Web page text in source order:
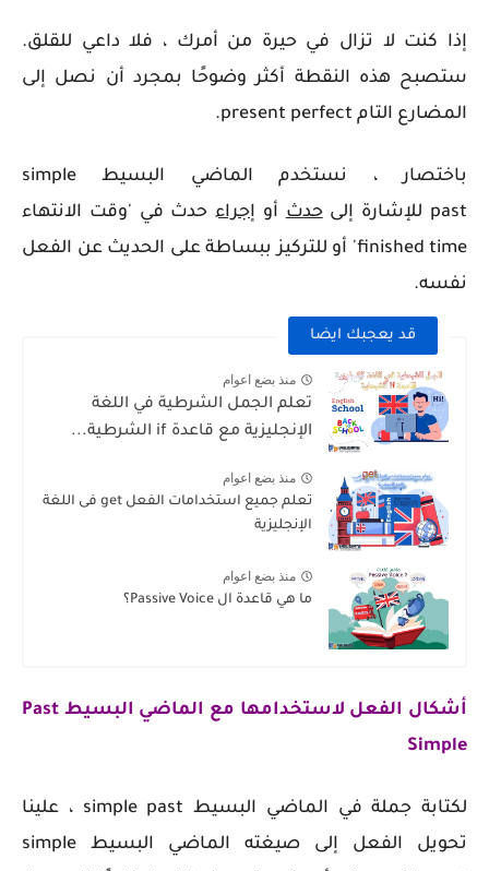
إذا كنت لا تزال في حيرة من أمرك ، فلا داعي للقلق.
ستصبح هذه النقطة أكثر وضوحًا بمجرد أن نصل إلى
المضارع التام present perfect.
باختصار ، نستخدم الماضي البسيط simple
past للإشارة إلى
حدثأو إجراءحدث في 'وقت الانتهاء
finished time' أو للتركيز ببساطة على الحديث عن الفعل
نفسه.
قد يعجبك ايضا
منذ بضع اعوام
تعلم الجمل الشرطية في اللغة
الإنجليزية مع قاعدة if الشرطية...
منذ بضع اعوام
تعلم جميع استخدامات الفعل get فى اللغة
الإنجليزية
منذ بضع اعوام
ما هي قاعدة ال Passive Voice؟
أشكال الفعل لاستخدامها مع الماضي البسيط Past
Simple
لكتابة جملة في الماضي البسيط simple past ، علينا
تحويل الفعل إلى صيغته الماضي البسيط simple